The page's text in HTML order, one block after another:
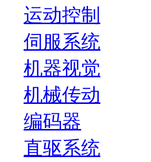
运动控制
伺服系统
机器视觉
机械传动
编码器
直驱系统